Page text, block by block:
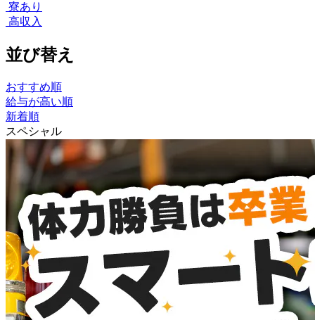
寮あり
高収入
並び替え
おすすめ順
給与が高い順
新着順
スペシャル